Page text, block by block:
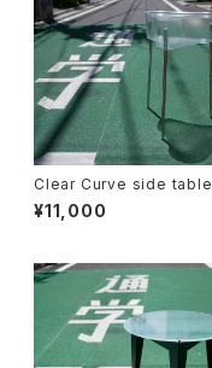
Clear Curve side table
¥11,000